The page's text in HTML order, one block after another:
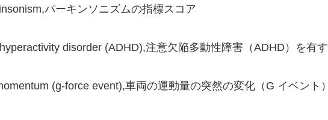
パーキンソニズムの指標スコア
disorder (ADHD),注意欠陥多動性障害（ADHD）を有す
(g-force event),車両の運動量の突然の変化（G イベント）